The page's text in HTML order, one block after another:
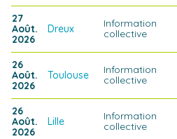
27
Août.
2026
Dreux
Information
collective
26
Août.
2026
Toulouse
Information
collective
26
Août.
2026
Lille
Information
collective